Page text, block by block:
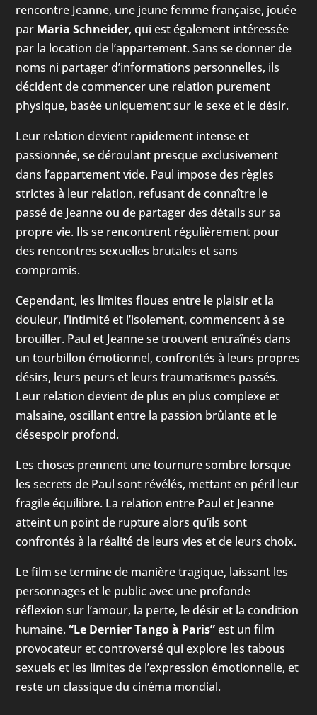
rencontre Jeanne, une jeune femme française, jouée
par Maria Schneider, qui est également intéressée
par la location de l’appartement. Sans se donner de
noms ni partager d’informations personnelles, ils
décident de commencer une relation purement
physique, basée uniquement sur le sexe et le désir.
Leur relation devient rapidement intense et
passionnée, se déroulant presque exclusivement
dans l’appartement vide. Paul impose des règles
strictes à leur relation, refusant de connaître le
passé de Jeanne ou de partager des détails sur sa
propre vie. Ils se rencontrent régulièrement pour
des rencontres sexuelles brutales et sans
compromis.
Cependant, les limites floues entre le plaisir et la
douleur, l’intimité et l’isolement, commencent à se
brouiller. Paul et Jeanne se trouvent entraînés dans
un tourbillon émotionnel, confrontés à leurs propres
désirs, leurs peurs et leurs traumatismes passés.
Leur relation devient de plus en plus complexe et
malsaine, oscillant entre la passion brûlante et le
désespoir profond.
Les choses prennent une tournure sombre lorsque
les secrets de Paul sont révélés, mettant en péril leur
fragile équilibre. La relation entre Paul et Jeanne
atteint un point de rupture alors qu’ils sont
confrontés à la réalité de leurs vies et de leurs choix.
Le film se termine de manière tragique, laissant les
personnages et le public avec une profonde
réflexion sur l’amour, la perte, le désir et la condition
humaine.“Le Dernier Tango à Paris”est un film
provocateur et controversé qui explore les tabous
sexuels et les limites de l’expression émotionnelle, et
reste un classique du cinéma mondial.